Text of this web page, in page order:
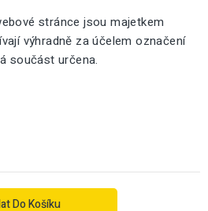
stránce jsou majetkem
výhradně za účelem označení
součást určena.
Do Košíku